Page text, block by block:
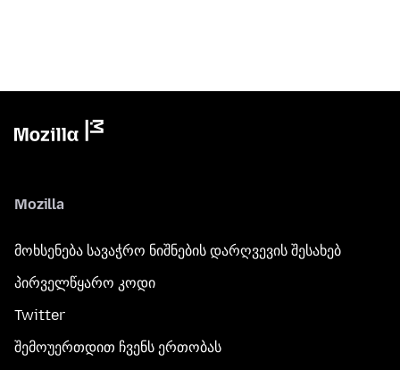
Mozilla
მოხსენება სავაჭრო ნიშნების დარღვევის შესახებ
პირველწყარო კოდი
Twitter
შემოუერთდით ჩვენს ერთობას